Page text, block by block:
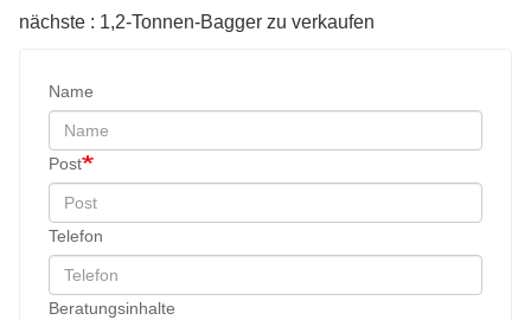
nächste : 1,2-Tonnen-Bagger zu verkaufen
Name
Post
Telefon
Beratungsinhalte